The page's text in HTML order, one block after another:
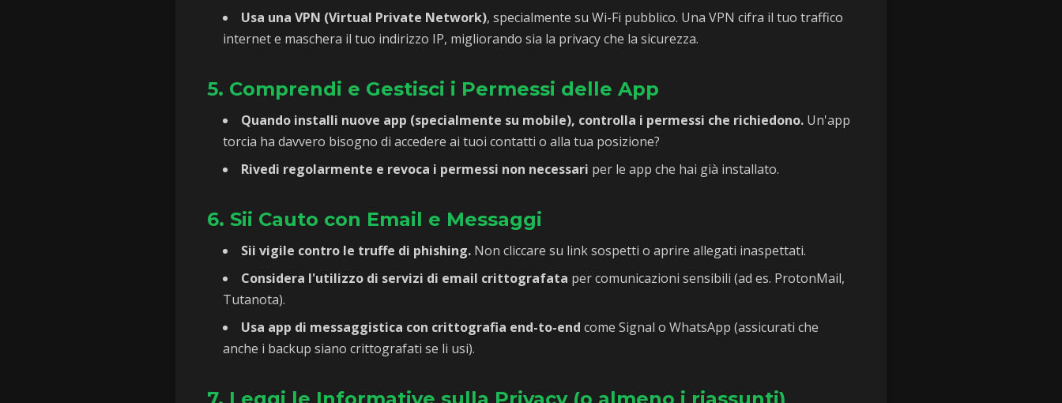
Usa una VPN (Virtual Private Network), specialmente su Wi-Fi pubblico. Una VPN cifra il tuo traffico
internet e maschera il tuo indirizzo IP, migliorando sia la privacy che la sicurezza.
5. Comprendi e Gestisci i Permessi delle App
Quando installi nuove app (specialmente su mobile), controlla i permessi che richiedono. Un'app
torcia ha davvero bisogno di accedere ai tuoi contatti o alla tua posizione?
Rivedi regolarmente e revoca i permessi non necessari per le app che hai già installato.
6. Sii Cauto con Email e Messaggi
Sii vigile contro le truffe di phishing. Non cliccare su link sospetti o aprire allegati inaspettati.
Considera l'utilizzo di servizi di email crittografata per comunicazioni sensibili (ad es. ProtonMail,
Tutanota).
Usa app di messaggistica con crittografia end-to-end come Signal o WhatsApp (assicurati che
anche i backup siano crittografati se li usi).